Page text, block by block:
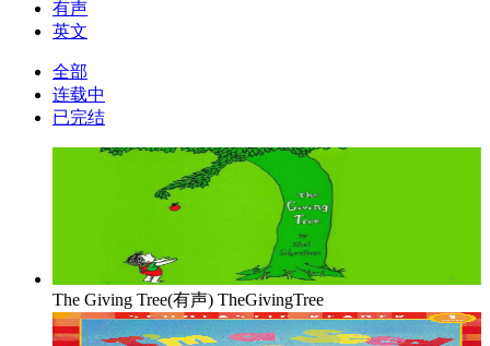
有声
英文
全部
连载中
已完结
The Giving Tree(有声) TheGivingTree